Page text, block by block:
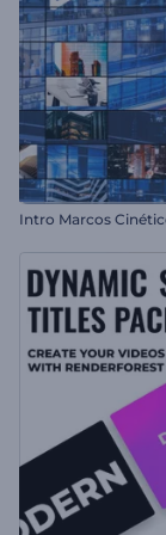
Intro Marcos